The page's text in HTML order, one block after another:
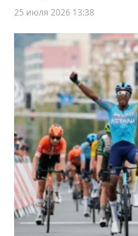
25 июля 2026 13:38